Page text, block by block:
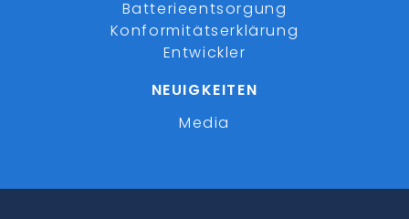
Batterieentsorgung
Konformitätserklärung
Entwickler
NEUIGKEITEN
Media